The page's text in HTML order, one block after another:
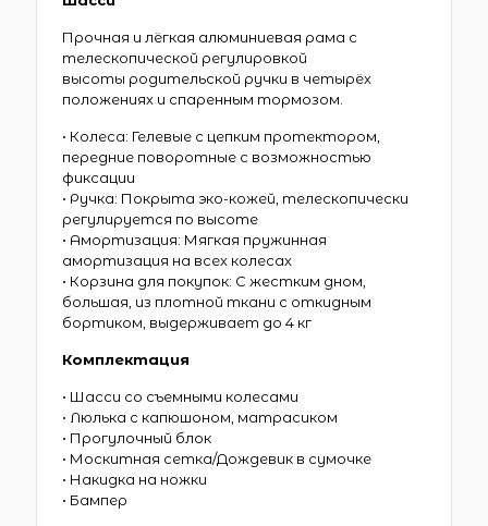
Прочная и лёгкая алюминиевая рама с
телескопической регулировкой
высоты родительской ручки в четырёх
положениях и спаренным тормозом.
• Колеса: Гелевые с цепким протектором,
передние поворотные с возможностью
фиксации
• Ручка: Покрыта эко-кожей, телескопически
регулируется по высоте
• Амортизация: Мягкая пружинная
амортизация на всех колесах
• Корзина для покупок: С жестким дном,
большая, из плотной ткани с откидным
бортиком, выдерживает до 4 кг
Комплектация
• Шасси со съемными колесами
• Люлька с капюшоном, матрасиком
• Прогулочный блок
• Москитная сетка/Дождевик в сумочке
• Накидка на ножки
• Бампер